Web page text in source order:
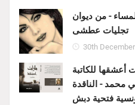
- من ديوان
تجليات عطشى
30th
أعشقها للكاتبة
محمد - الناقدة
فتحية دبش